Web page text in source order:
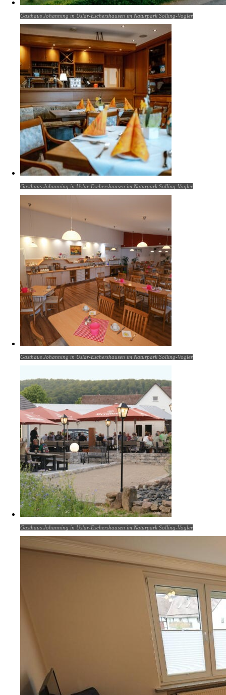
Gasthaus Johanning in Uslar-Eschershausen im Naturpark Solling-Vogler
Gasthaus Johanning in Uslar-Eschershausen im Naturpark Solling-Vogler
Gasthaus Johanning in Uslar-Eschershausen im Naturpark Solling-Vogler
Gasthaus Johanning in Uslar-Eschershausen im Naturpark Solling-Vogler